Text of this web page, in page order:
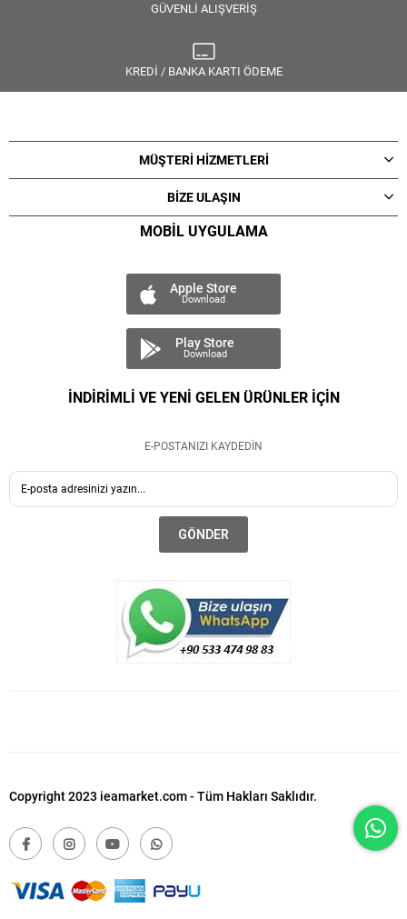
GÜVENLİ ALIŞVERİŞ
KREDİ / BANKA KARTI ÖDEME
MÜŞTERİ HİZMETLERİ
BİZE ULAŞIN
MOBİL UYGULAMA
Apple Store
Download
Play Store
Download
İNDİRİMLİ VE YENİ GELEN ÜRÜNLER İÇİN
E-POSTANIZI KAYDEDİN
GÖNDER
Copyright 2023 ieamarket.com - Tüm Hakları Saklıdır.